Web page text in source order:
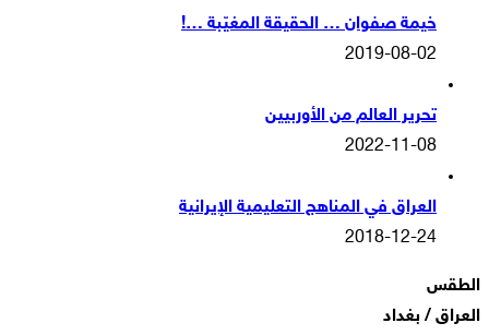
خيمة صفوان … الحقيقة المغيّبة …!
2019-08-02
تحرير العالم من الأوربيين
2022-11-08
العراق في المناهج التعليمية الإيرانية
2018-12-24
الطقس
العراق / بغداد